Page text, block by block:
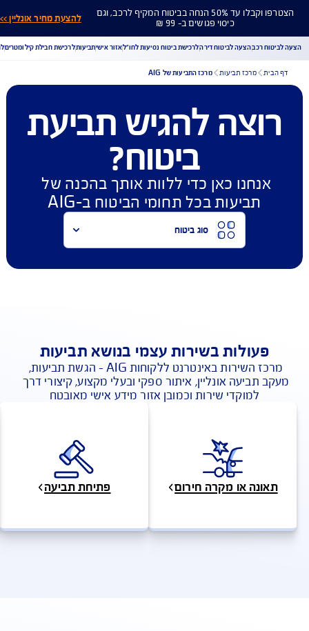
הצטרפו וקבלו עד 50% הנחה בביטוח המקיף לרכב, וגם
כיסוי פגושים ב- 99 ₪ להצעת מחיר אונליין >>
הורדת מסמכי ביטוח רכב
הצעת מחיר לביטוח רכב
ביטוח נסיעות לחו"ל
רכישת חבילת קילומטרים רכישת ביטוח יומי
רכב הצעה לביטוח דירה לרכישת ביטוח נסיעות לחו"ל אזור אישי תביעות לרכישת חבילת קילומטרים
להגיש תביעת
ביטוח?
אנחנו כאן כדי ללוות אותך בהכנה של
תביעות בכל תחומי הביטוח ב-AIG
פעולות בשירות עצמי בנושא תביעות
למוקדי שירות וכמובן אזור מידע אישי מאובטח